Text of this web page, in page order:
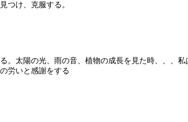
つけ、克服する。
。太陽の光、雨の音、植物の成長を見た時、、、
労いと感謝をする